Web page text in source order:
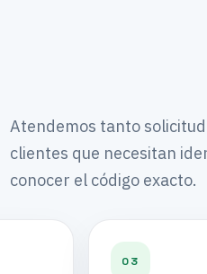
Atendemos tanto
clientes que necesitan
conocer el código exacto.
03